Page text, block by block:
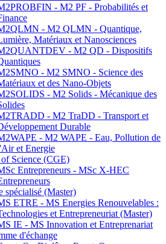
- M2 PF - Probabilités et
- M2 QLMN - Quantique,
Matériaux et Nanosciences
- M2 QD - Dispositifs
- M2 SMNO - Science des
et des Nano-Objets
- M2 Solids - Mécanique des
- M2 TraDD - Transport et
Durable
- M2 WAPE - Eau, Pollution de
et Energie
Science (CGE)
Entrepreneurs - MSc X-HEC
spécialisé (Master)
ETRE - MS Energies Renouvelables :
et Entrepreneuriat (Master)
IE - MS Innovation et Entreprenariat
d'échange